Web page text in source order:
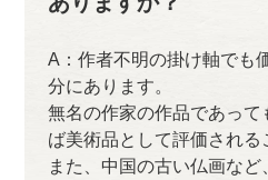
A：作者不明の掛け軸でも
分にあります。
無名の作家の作品であっ
ば美術品として評価される
また、中国の古い仏画な